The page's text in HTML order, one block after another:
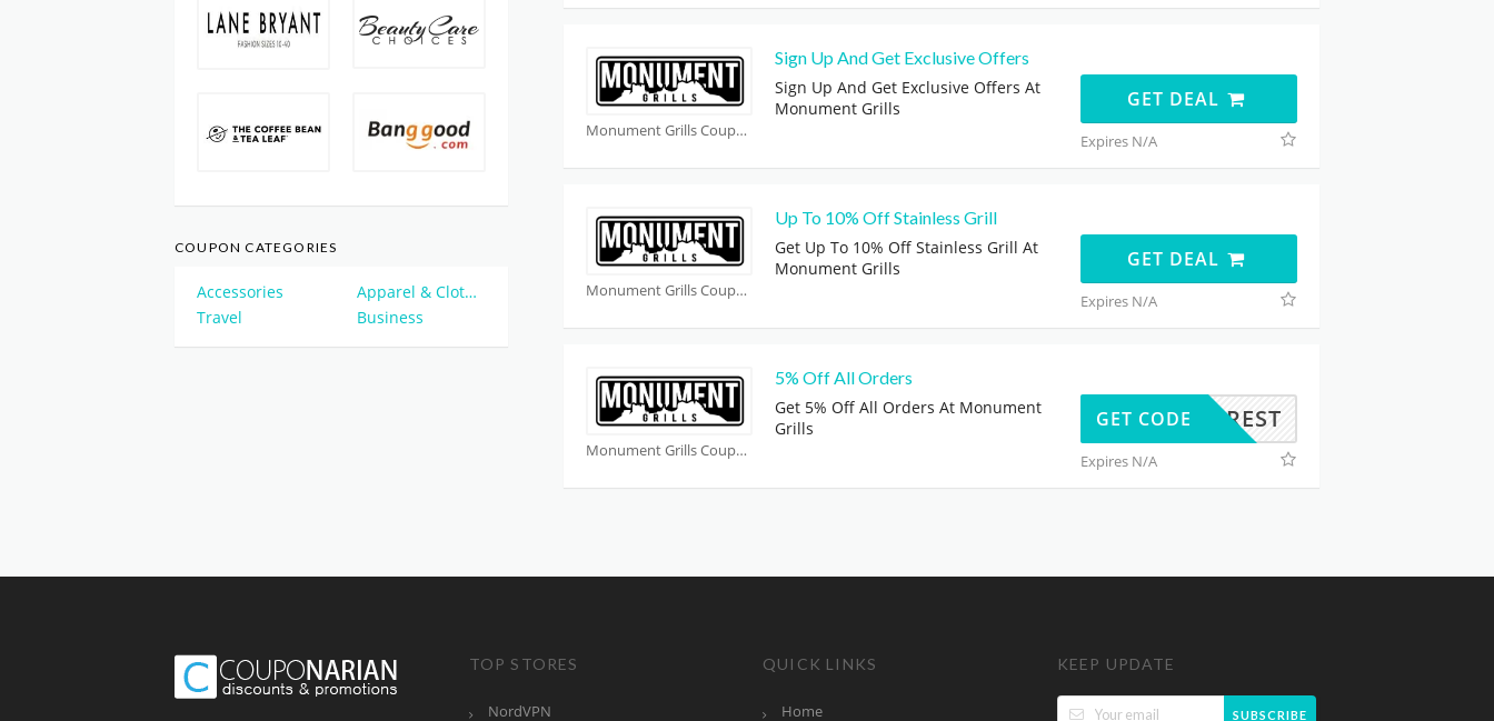
Monument Grills Coupons
Sign Up And Get Exclusive Offers
Sign Up And Get Exclusive Offers At
Monument Grills
GET DEAL
Expires N/A
Monument Grills Coupons
Up To 10% Off Stainless Grill
Get Up To 10% Off Stainless Grill At
Monument Grills
GET DEAL
Expires N/A
Monument Grills Coupons
5% Off All Orders
Get 5% Off All Orders At Monument
Grills
ITFOREST
GET CODE
Expires N/A
COUPON CATEGORIES
Accessories
Apparel & Clothing
Travel
Business
TOP STORES
NordVPN
QUICK LINKS
Home
KEEP UPDATE
SUBSCRIBE